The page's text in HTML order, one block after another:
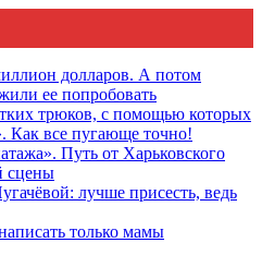
долларов. А потом
ее попробовать
трюков, с помощью которых
Как все пугающе точно!
Путь от Харьковского
сцены
лучше присесть, ведь
только мамы